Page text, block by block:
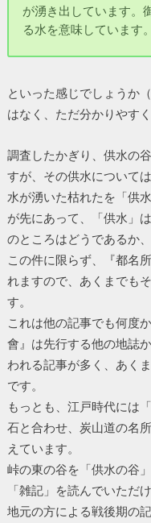
が湧き出しています。
る水を意味しています。
といった感じでしょうか
はなく、ただ分かりやす
調査したかぎり、供水の
すが、その供水について
水が湧いた枯れたを「供
が先にあって、「供水」
のところはどうであるか
この件に限らず、『都名
れますので、あくまでも
す。
これは他の記事でも何度
會』は先行する他の地誌
われる記事が多く、あく
です。
もっとも、江戸時代には
石と合わせ、炭山道の名
えています。
峠の東の谷を「供水の谷
「雑記」を読んでいただ
地元の方による戦後期の